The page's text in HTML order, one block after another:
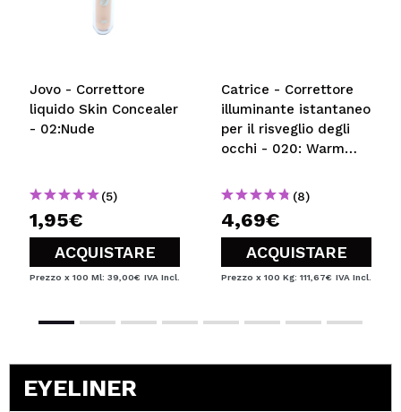
Jovo - Correttore
liquido Skin Concealer
- 02:Nude
(5)
1,95€
ACQUISTARE
Prezzo x 100 Ml: 39,00€ IVA Incl.
Catrice - Correttore
illuminante istantaneo
per il risveglio degli
occhi - 020: Warm
(8)
4,69€
ACQUISTARE
Prezzo x 100 Kg: 111,67€ IVA Incl.
EYELINER